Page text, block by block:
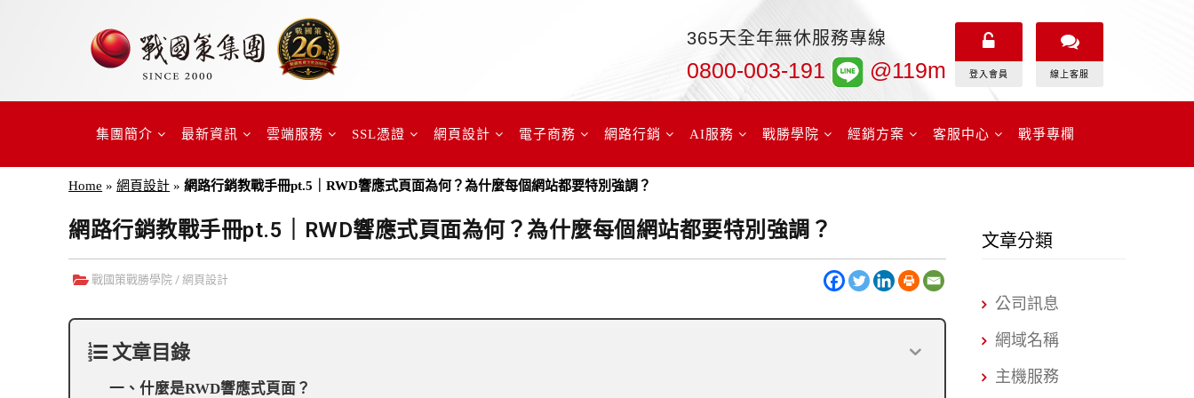
365天全年無休服務專線
0800-003-191 @119m 登入會員 線上客服
集團簡介 最新資訊 雲端服務 SSL憑證 網頁設計 電子商務 網路行銷 AI服務 戰勝學院 經銷方案 客服中心 戰爭專欄
Home »網頁設計 »網路行銷教戰手冊pt.5｜RWD響應式頁面為何？為什麼每個網站都要特別強調？
網路行銷教戰手冊pt.5｜RWD響應式頁面為何？為什麼每個網站都要特別強調？
戰國策戰勝學院 /網頁設計
文章目錄
一、什麼是RWD響應式頁面？
文章分類
公司訊息
網域名稱
主機服務